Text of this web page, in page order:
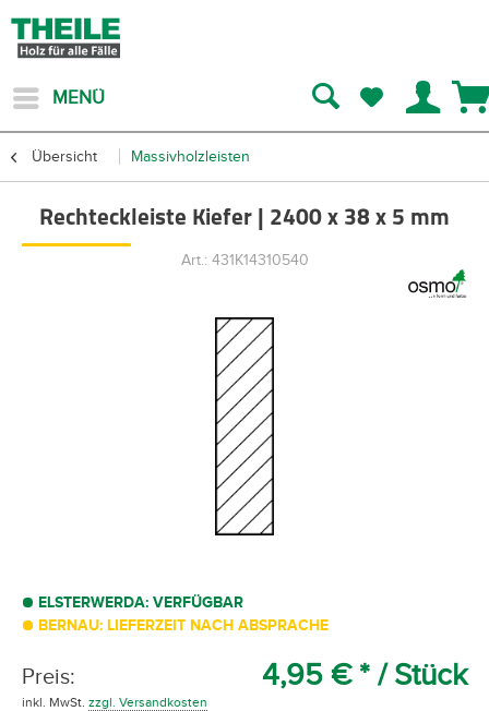
MENÜ
Übersicht Massivholzleisten
Rechteckleiste Kiefer | 2400 x 38 x 5 mm
Art.: 431K14310540
ELSTERWERDA: VERFÜGBAR
BERNAU: LIEFERZEIT NACH ABSPRACHE
Preis: 4,95 € * / Stück
inkl. MwSt. zzgl. Versandkosten